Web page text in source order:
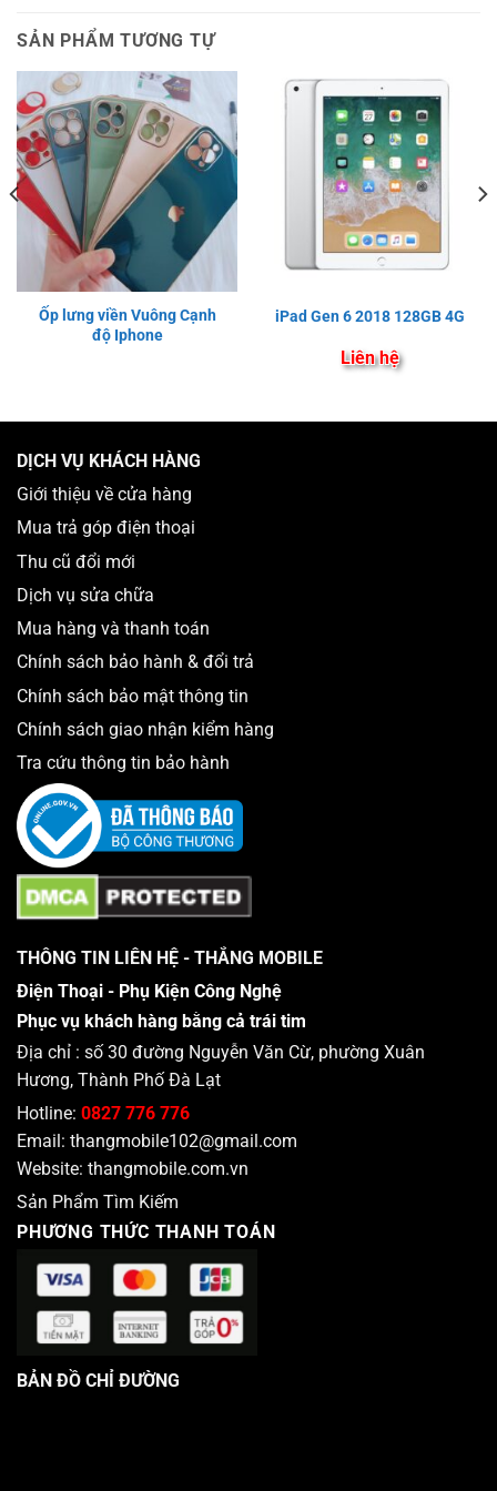
SẢN PHẨM TƯƠNG TỰ
Ốp lưng viền Vuông Cạnh
độ Iphone
iPad Gen 6 2018 128GB 4G
Liên hệ
DỊCH VỤ KHÁCH HÀNG
Giới thiệu về cửa hàng
Mua trả góp điện thoại
Thu cũ đổi mới
Dịch vụ sửa chữa
Mua hàng và thanh toán
Chính sách bảo hành & đổi trả
Chính sách bảo mật thông tin
Chính sách giao nhận kiểm hàng
Tra cứu thông tin bảo hành
THÔNG TIN LIÊN HỆ - THẮNG MOBILE
Điện Thoại - Phụ Kiện Công Nghệ
Phục vụ khách hàng bằng cả trái tim
Địa chỉ : số 30 đường Nguyễn Văn Cừ, phường Xuân
Hương, Thành Phố Đà Lạt
Hotline: 0827 776 776
Email: thangmobile102@gmail.com
Website: thangmobile.com.vn
Sản Phẩm Tìm Kiếm
PHƯƠNG THỨC THANH TOÁN
BẢN ĐỒ CHỈ ĐƯỜNG